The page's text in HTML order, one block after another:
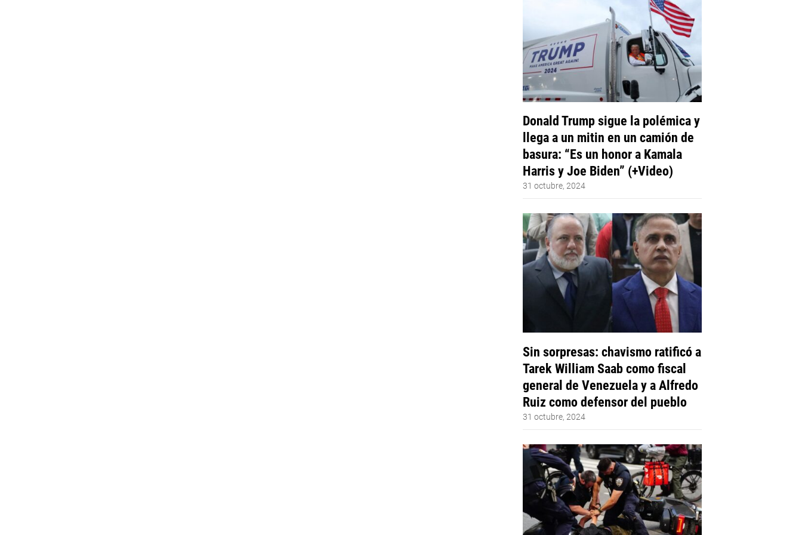
Donald Trump sigue la polémica y
llega a un mitin en un camión de
basura: “Es un honor a Kamala
Harris y Joe Biden” (+Video)
31 octubre, 2024
Sin sorpresas: chavismo ratificó a
Tarek William Saab como fiscal
general de Venezuela y a Alfredo
Ruiz como defensor del pueblo
31 octubre, 2024